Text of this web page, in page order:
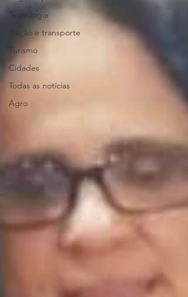
Tecnologia
Viação e transporte
Turismo
Cidades
Todas as notícias
Agro